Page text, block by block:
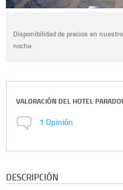
Disponibilidad de precios en
noche.
VALORACIÓN DEL HOTEL
1 Opinión
DESCRIPCIÓN